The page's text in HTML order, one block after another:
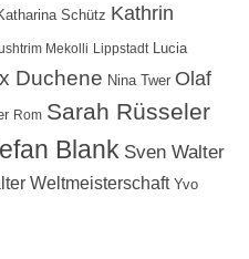
Schütz Kathrin
Mekolli Lippstadt Lucia
Duchene Nina Twer Olaf
Rom Sarah Rüsseler
Blank Sven Walter
Weltmeisterschaft Yvo